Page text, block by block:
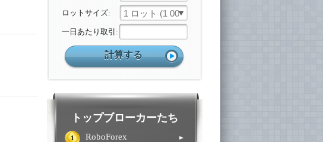
ロットサイズ: 1 ロット (1 000 ユニット)
一日あたり取引:
トップブローカーたち
1 RoboForex ►